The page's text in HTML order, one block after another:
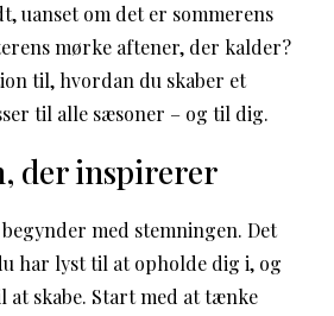
uanset om det er sommerens
mørke aftener, der kalder?
til, hvordan du skaber et
til alle sæsoner – og til dig.
der inspirerer
med stemningen. Det
har lyst til at opholde dig i, og
at skabe. Start med at tænke